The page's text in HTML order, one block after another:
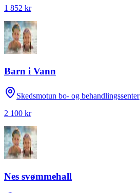
1 852 kr
Barn i Vann
Skedsmotun bo- og behandlingssenter
2 100 kr
Nes svømmehall